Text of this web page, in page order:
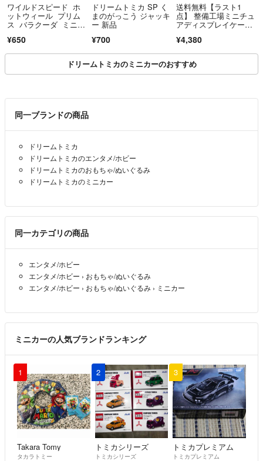
ワイルドスピード ホ
ットウィール プリム
ス バラクーダ ミニカ
¥650
ドリームトミカ SP く
まのがっこう ジャッキ
ー 新品
¥700
送料無料【ラスト1
点】 整備工場ミニチュ
アディスプレイケー
¥4,380
ドリームトミカのミニカーのおすすめ
同一ブランドの商品
ドリームトミカ
ドリームトミカのエンタメ/ホビー
ドリームトミカのおもちゃ/ぬいぐるみ
ドリームトミカのミニカー
同一カテゴリの商品
エンタメ/ホビー
エンタメ/ホビー › おもちゃ/ぬいぐるみ
エンタメ/ホビー › おもちゃ/ぬいぐるみ › ミニカー
ミニカーの人気ブランドランキング
1
Takara Tomy
タカラトミー
2
トミカシリーズ
トミカシリーズ
3
トミカプレミアム
トミカプレミアム